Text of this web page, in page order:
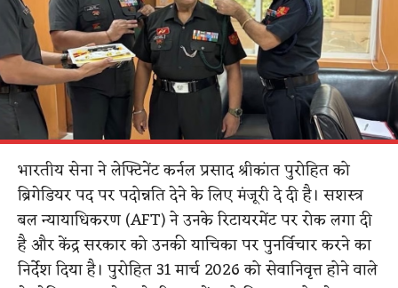
भारतीय सेना ने लेफ्टिनेंट कर्नल प्रसाद श्रीकांत पुरोहित को
ब्रिगेडियर पद पर पदोन्नति देने के लिए मंजूरी दे दी है। सशस्त्र
बल न्यायाधिकरण (AFT) ने उनके रिटायरमेंट पर रोक लगा दी
है और केंद्र सरकार को उनकी याचिका पर पुनर्विचार करने का
निर्देश दिया है। पुरोहित 31 मार्च 2026 को सेवानिवृत्त होने वाले